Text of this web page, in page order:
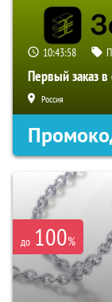
10:43:57
Первый заказ в
Россия
до 100%